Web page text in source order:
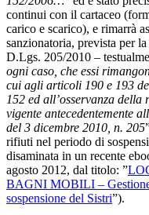
continui con il cartaceo
carico e scarico), e rimarrà
sanzionatoria, prevista per
D.Lgs. 205/2010 –
ogni caso, che essi
cui agli articoli 190 e 193
152 ed all’osservanza
vigente antecedentemente
del 3 dicembre 2010, n. 205
rifiuti nel periodo di
disaminata in un recente
agosto 2012, dal titolo: ”
BAGNI MOBILI –
sospensione del Sistri”).